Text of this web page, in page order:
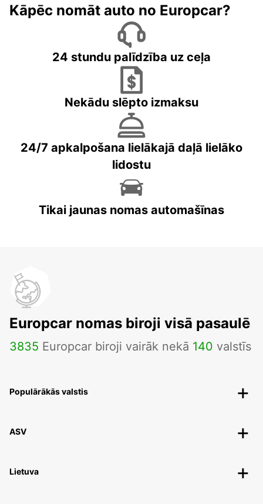
Kāpēc nomāt auto no Europcar?
24 stundu palīdzība uz ceļa
Nekādu slēpto izmaksu
24/7 apkalpošana lielākajā daļā lielāko
lidostu
Tikai jaunas nomas automašīnas
Europcar nomas biroji visā pasaulē
3835 Europcar biroji vairāk nekā 140 valstīs
Populārākās valstis
ASV
Lietuva